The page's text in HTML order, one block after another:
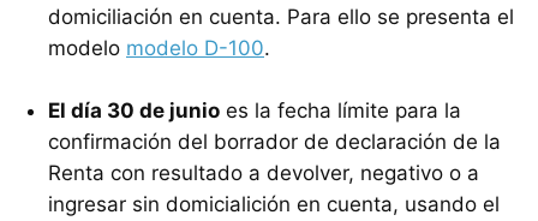
domiciliación en cuenta. Para ello se presenta el
modelo modelo D-100.
El día 30 de junio es la fecha límite para la
confirmación del borrador de declaración de la
Renta con resultado a devolver, negativo o a
ingresar sin domicialición en cuenta, usando el